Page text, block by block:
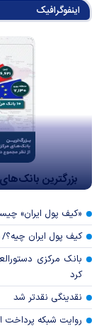
اینفوگرافیک
بزرگترین
«کیف پول ایران»
کیف پول ایران
بانک مرکزی
کرد
نقدینگی نقدتر شد
روایت شبکه پرداخت